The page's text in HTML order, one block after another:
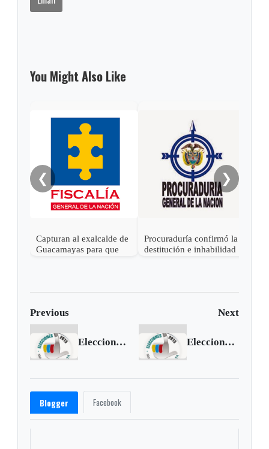
You Might Also Like
❮
Capturan al exalcalde de
Guacamayas para que
Procuraduría confirmó la
destitución e inhabilidad
❯
Previous Next
Elecciones 2015: Chíquiza decide Elecciones 2015: Firavitoba decide
Blogger Facebook